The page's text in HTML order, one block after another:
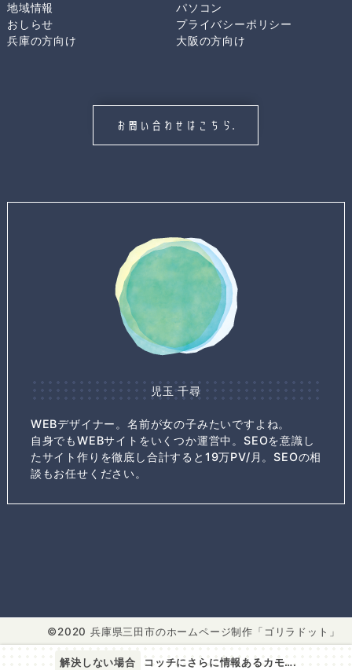
解決しない場合 コッチにさらに情報あるカモ….
地域情報
パソコン
おしらせ
プライバシーポリシー
兵庫の方向け
大阪の方向け
お問い合わせはこちら.
児玉 千尋
WEBデザイナー。名前が女の子みたいですよね。
自身でもWEBサイトをいくつか運営中。SEOを意識し
たサイト作りを徹底し合計すると19万PV/月。SEOの相
談もお任せください。
2020 兵庫県三田市のホームページ制作「ゴリラドット」